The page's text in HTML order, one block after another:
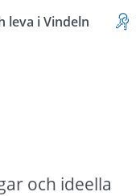
leva i Vindeln
och ideella